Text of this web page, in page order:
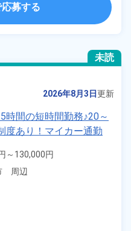
応募する
未読
2026年8月3日更新
時間の短時間勤務♪20～
度あり！マイカー通勤
島県伊佐市》
～130,000円
円
周辺